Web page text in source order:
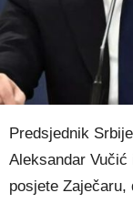
Predsjednik
Aleksandar
posjete Zaječaru,